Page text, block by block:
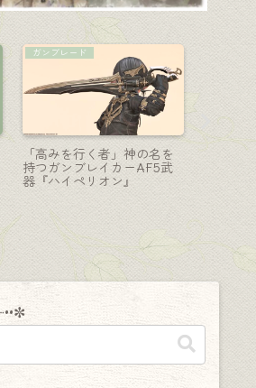
黒魔道士-杖
グラハの杖・クリスタル製
の黒魔道士武器『サイオン
ズアーク・ロッド』
黒き鎧